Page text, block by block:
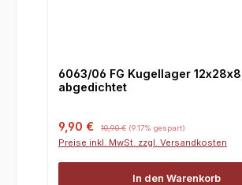
6063/06 FG Kugellager
abgedichtet
Verkaufspreis:
9,90 € Regulärer Preis:
10,90 € (9.17% gespart)
Preise inkl. MwSt. zzgl. Versandkosten
In den Warenkorb